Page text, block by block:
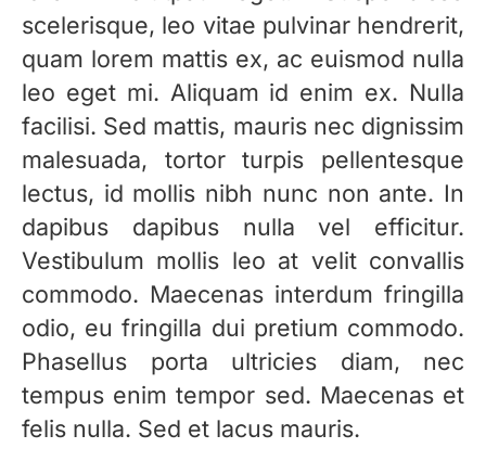
scelerisque, leo vitae pulvinar hendrerit,
quam lorem mattis ex, ac euismod nulla
leo eget mi. Aliquam id enim ex. Nulla
facilisi. Sed mattis, mauris nec dignissim
malesuada, tortor turpis pellentesque
lectus, id mollis nibh nunc non ante. In
dapibus dapibus nulla vel efficitur.
Vestibulum mollis leo at velit convallis
commodo. Maecenas interdum fringilla
odio, eu fringilla dui pretium commodo.
Phasellus porta ultricies diam, nec
tempus enim tempor sed. Maecenas et
felis nulla. Sed et lacus mauris.